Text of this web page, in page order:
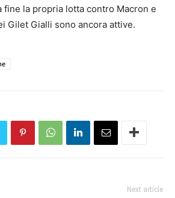
fine la propria lotta contro Macron e
Gilet Gialli sono ancora attive.
Next article